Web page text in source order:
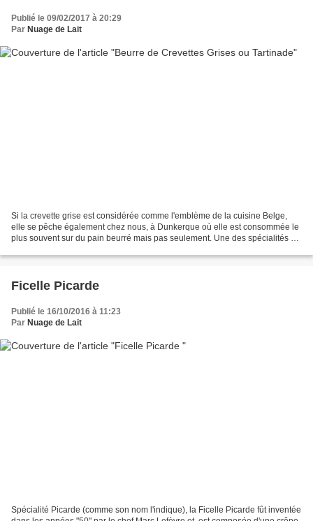
Publié le 09/02/2017 à 20:29
Par Nuage de Lait
Si la crevette grise est considérée comme l'emblème de la cuisine Belge,
elle se pêche également chez nous, à Dunkerque où elle est consommée le
plus souvent sur du pain beurré mais pas seulement. Une des spécialités de
Ficelle Picarde
Publié le 16/10/2016 à 11:23
Par Nuage de Lait
Spécialité Picarde (comme son nom l'indique), la Ficelle Picarde fût inventée